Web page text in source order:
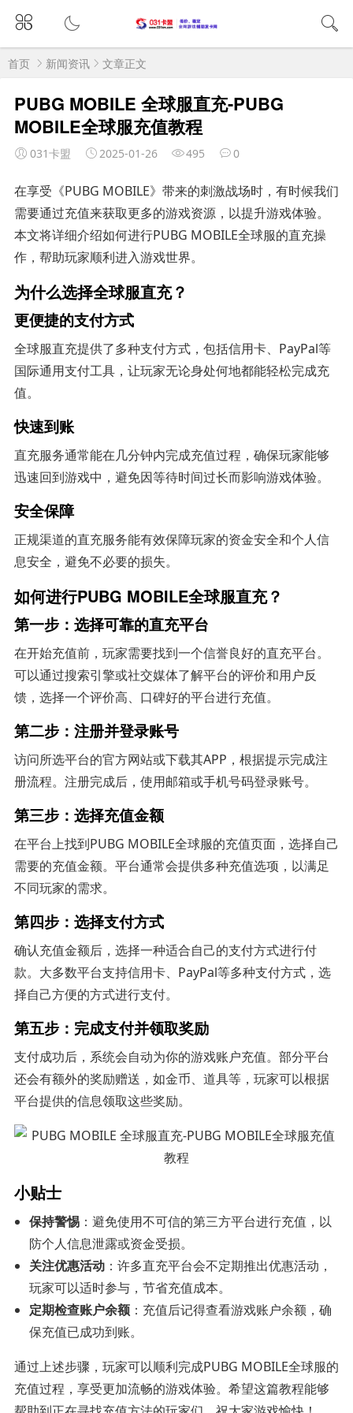
首页 新闻资讯 文章正文
PUBG MOBILE 全球服直充-PUBG
MOBILE全球服充值教程
031卡盟 2025-01-26 495 0
在享受《PUBG MOBILE》带来的刺激战场时，有时候我们
需要通过充值来获取更多的游戏资源，以提升游戏体验。
本文将详细介绍如何进行PUBG MOBILE全球服的直充操
作，帮助玩家顺利进入游戏世界。
为什么选择全球服直充？
更便捷的支付方式
全球服直充提供了多种支付方式，包括信用卡、PayPal等
国际通用支付工具，让玩家无论身处何地都能轻松完成充
值。
快速到账
直充服务通常能在几分钟内完成充值过程，确保玩家能够
迅速回到游戏中，避免因等待时间过长而影响游戏体验。
安全保障
正规渠道的直充服务能有效保障玩家的资金安全和个人信
息安全，避免不必要的损失。
如何进行PUBG MOBILE全球服直充？
第一步：选择可靠的直充平台
在开始充值前，玩家需要找到一个信誉良好的直充平台。
可以通过搜索引擎或社交媒体了解平台的评价和用户反
馈，选择一个评价高、口碑好的平台进行充值。
第二步：注册并登录账号
访问所选平台的官方网站或下载其APP，根据提示完成注
册流程。注册完成后，使用邮箱或手机号码登录账号。
第三步：选择充值金额
在平台上找到PUBG MOBILE全球服的充值页面，选择自己
需要的充值金额。平台通常会提供多种充值选项，以满足
不同玩家的需求。
第四步：选择支付方式
确认充值金额后，选择一种适合自己的支付方式进行付
款。大多数平台支持信用卡、PayPal等多种支付方式，选
择自己方便的方式进行支付。
第五步：完成支付并领取奖励
支付成功后，系统会自动为你的游戏账户充值。部分平台
还会有额外的奖励赠送，如金币、道具等，玩家可以根据
平台提供的信息领取这些奖励。
小贴士
保持警惕 ：避免使用不可信的第三方平台进行充值，以
防个人信息泄露或资金受损。
关注优惠活动 ：许多直充平台会不定期推出优惠活动，
玩家可以适时参与，节省充值成本。
定期检查账户余额 ：充值后记得查看游戏账户余额，确
保充值已成功到账。
通过上述步骤，玩家可以顺利完成PUBG MOBILE全球服的
充值过程，享受更加流畅的游戏体验。希望这篇教程能够